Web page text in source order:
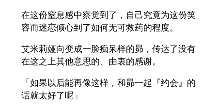
在这份窒息感中察觉到了，自己究竟为这份笑
容而迷恋倾心到了如何无可救药的程度。
艾米莉娅向变成一脸痴呆样的昴，传达了没有
在这之上其他意思的、由衷的感谢。
「如果以后能再像这样，和昴一起『约会』的
话就太好了呢」